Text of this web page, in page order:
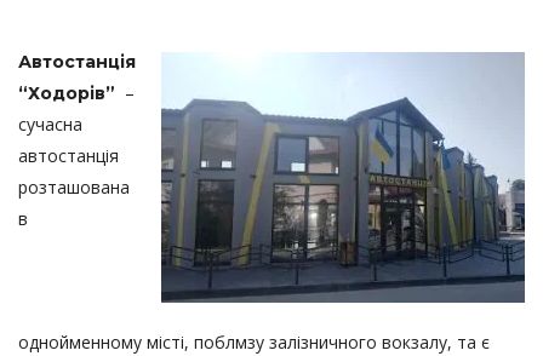
Автостанція
“Ходорів” –
сучасна
автостанція
розташована
в
однойменному місті, поблмзу залізничного вокзалу, та є